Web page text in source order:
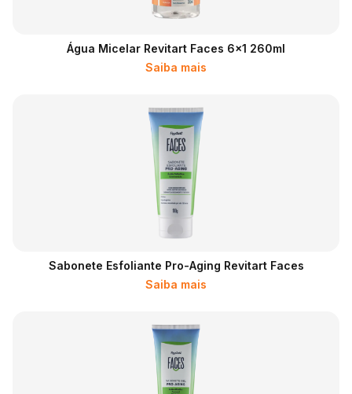
Água Micelar Revitart Faces 6x1 260ml
Saiba mais
Sabonete Esfoliante Pro-Aging Revitart Faces
Saiba mais